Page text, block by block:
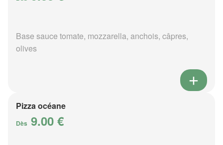
Base sauce tomate, mozzarella, anchois, câpres,
olives
Pizza océane
Dès 9.00 €